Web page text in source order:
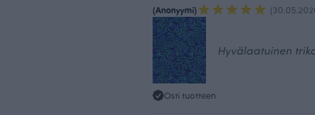
(Anonyymi)
Hyvälaatuinen
Osti tuotteen